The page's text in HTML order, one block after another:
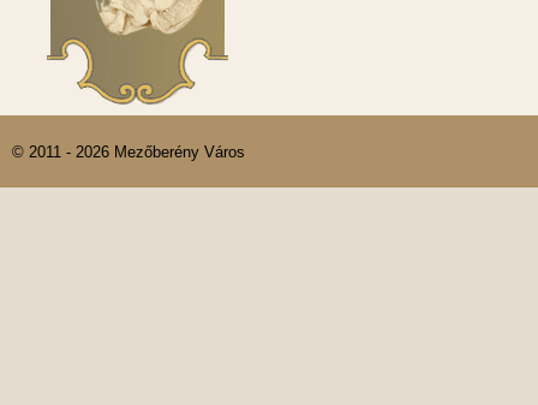
© 2011 - 2026 Mezőberény Város